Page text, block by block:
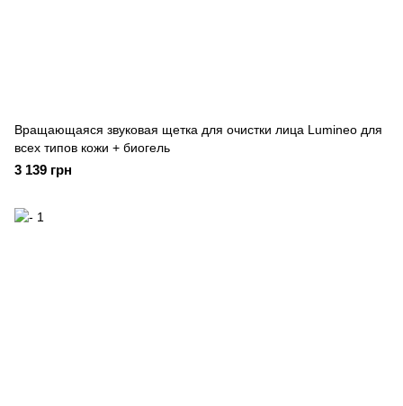
Вращающаяся звуковая щетка для очистки лица Lumineo для
всех типов кожи + биогель
3 139 грн